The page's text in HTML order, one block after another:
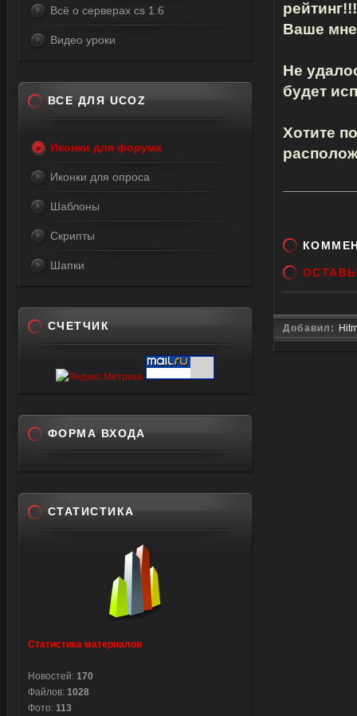
рейтинг!!!
Ваше
Не
будет
Хотите
Добавил:
Всё о серверах cs 1.6
Видео уроки
ВСЕ ДЛЯ UCOZ
Иконки для форума
Иконки для опроса
Шаблоны
Скрипты
Шапки
СЧЕТЧИК
ФОРМА ВХОДА
СТАТИСТИКА
Статистика материалов
Новостей: 170
Файлов: 1028
Фото: 113